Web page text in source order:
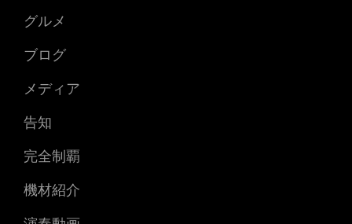
グルメ
ブログ
メディア
告知
完全制覇
機材紹介